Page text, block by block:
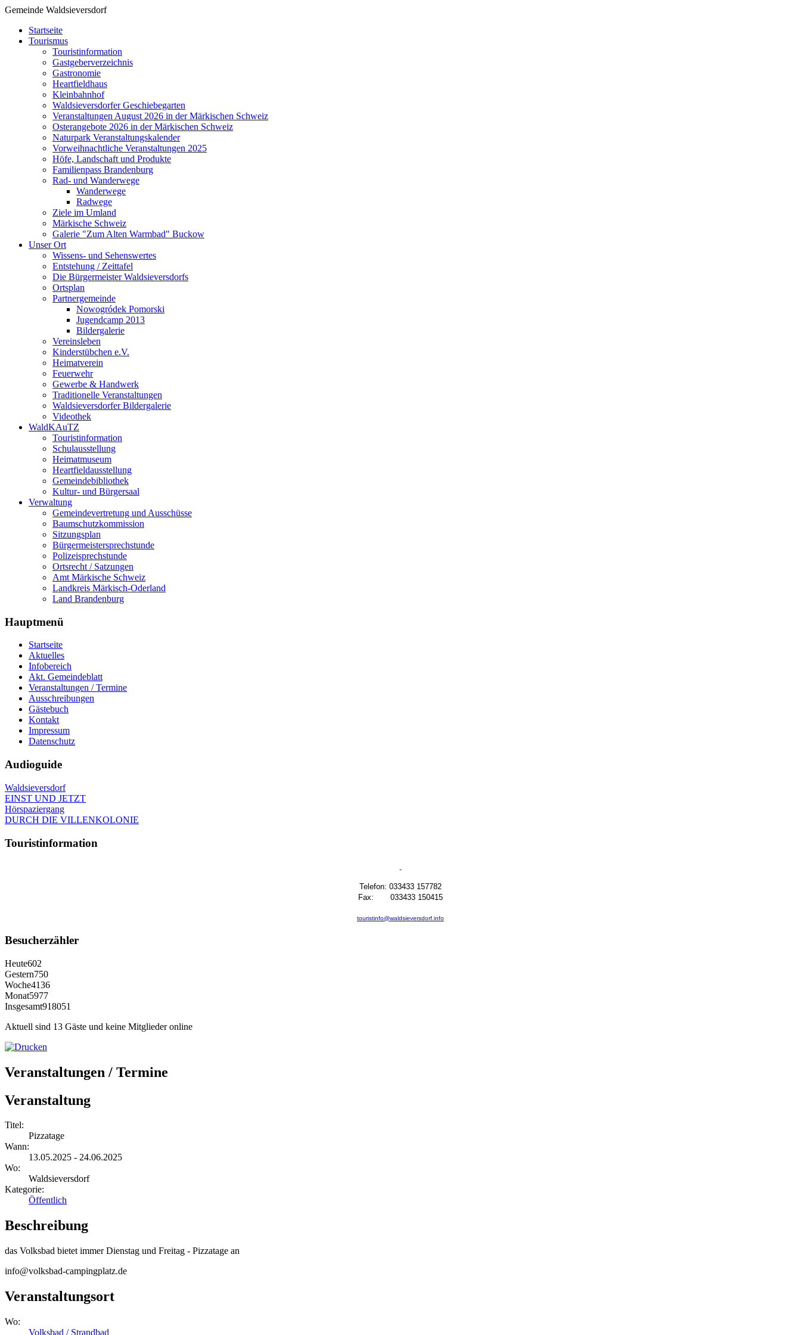
Gemeinde Waldsieversdorf
Startseite
Tourismus
Touristinformation
Gastgeberverzeichnis
Gastronomie
Heartfieldhaus
Kleinbahnhof
Waldsieversdorfer Geschiebegarten
Veranstaltungen August 2026 in der Märkischen Schweiz
Osterangebote 2026 in der Märkischen Schweiz
Naturpark Veranstaltungskalender
Vorweihnachtliche Veranstaltungen 2025
Höfe, Landschaft und Produkte
Familienpass Brandenburg
Rad- und Wanderwege
Wanderwege
Radwege
Ziele im Umland
Märkische Schweiz
Galerie "Zum Alten Warmbad" Buckow
Unser Ort
Wissens- und Sehenswertes
Entstehung / Zeittafel
Die Bürgermeister Waldsieversdorfs
Ortsplan
Partnergemeinde
Nowogródek Pomorski
Jugendcamp 2013
Bildergalerie
Vereinsleben
Kinderstübchen e.V.
Heimatverein
Feuerwehr
Gewerbe & Handwerk
Traditionelle Veranstaltungen
Waldsieversdorfer Bildergalerie
Videothek
WaldKAuTZ
Touristinformation
Schulausstellung
Heimatmuseum
Heartfieldausstellung
Gemeindebibliothek
Kultur- und Bürgersaal
Verwaltung
Gemeindevertretung und Ausschüsse
Baumschutzkommission
Sitzungsplan
Bürgermeistersprechstunde
Polizeisprechstunde
Ortsrecht / Satzungen
Amt Märkische Schweiz
Landkreis Märkisch-Oderland
Land Brandenburg
Hauptmenü
Startseite
Aktuelles
Infobereich
Akt. Gemeindeblatt
Veranstaltungen / Termine
Ausschreibungen
Gästebuch
Kontakt
Impressum
Datenschutz
Audioguide
Waldsieversdorf
EINST UND JETZT
Hörspaziergang
DURCH DIE VILLENKOLONIE
Touristinformation
Telefon: 033433 157782
Fax: 033433 150415
touristinfo@waldsieversdorf.info
Besucherzähler
Heute602
Gestern750
Woche4136
Monat5977
Insgesamt918051
Aktuell sind 13 Gäste und keine Mitglieder online
Veranstaltungen / Termine
Veranstaltung
Titel:
Pizzatage
Wann:
13.05.2025 - 24.06.2025
Wo:
Waldsieversdorf
Kategorie:
Öffentlich
Beschreibung
das Volksbad bietet immer Dienstag und Freitag - Pizzatage an
info@volksbad-campingplatz.de
Veranstaltungsort
Wo:
Volksbad / Strandbad